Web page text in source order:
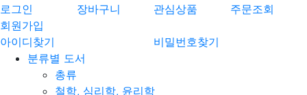
로그인 장바구니 관심상품
주문조회
회원가입
아이디찾기
비밀번호찾기
분류별 도서
총류
철학, 심리학, 윤리학